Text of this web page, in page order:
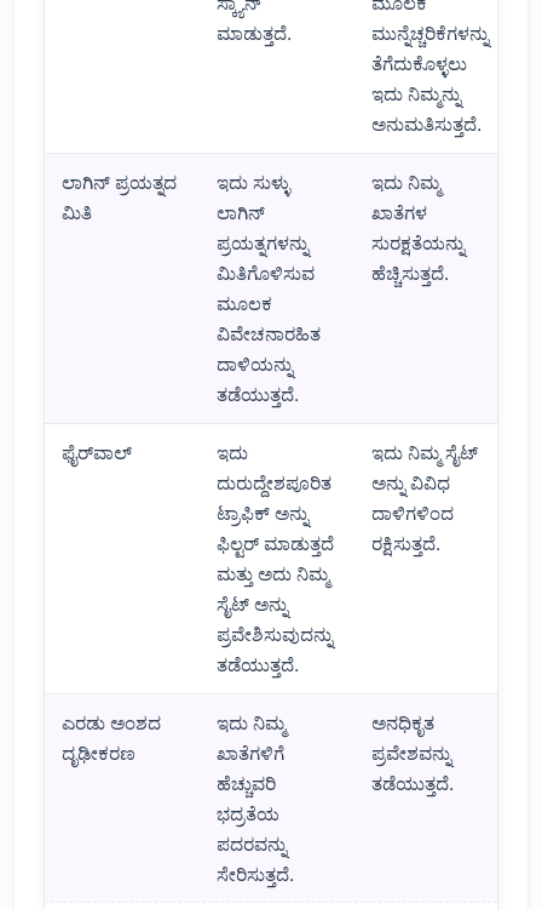
ಮಾಡುತ್ತದೆ.
ಮುನ್ನೆಚ್ಚರಿಕೆಗಳನ್ನು
ತೆಗೆದುಕೊಳ್ಳಲು
ಇದು ನಿಮ್ಮನ್ನು
ಅನುಮತಿಸುತ್ತದೆ.
ಲಾಗಿನ್ ಪ್ರಯತ್ನದ
ಮಿತಿ
ಇದು ಸುಳ್ಳು
ಲಾಗಿನ್
ಪ್ರಯತ್ನಗಳನ್ನು
ಮಿತಿಗೊಳಿಸುವ
ಮೂಲಕ
ವಿವೇಚನಾರಹಿತ
ದಾಳಿಯನ್ನು
ತಡೆಯುತ್ತದೆ.
ಇದು ನಿಮ್ಮ
ಖಾತೆಗಳ
ಸುರಕ್ಷತೆಯನ್ನು
ಹೆಚ್ಚಿಸುತ್ತದೆ.
ಫೈರ್‌ವಾಲ್
ಇದು
ದುರುದ್ದೇಶಪೂರಿತ
ಟ್ರಾಫಿಕ್ ಅನ್ನು
ಫಿಲ್ಟರ್ ಮಾಡುತ್ತದೆ
ಮತ್ತು ಅದು ನಿಮ್ಮ
ಸೈಟ್ ಅನ್ನು
ಪ್ರವೇಶಿಸುವುದನ್ನು
ತಡೆಯುತ್ತದೆ.
ಇದು ನಿಮ್ಮ ಸೈಟ್
ಅನ್ನು ವಿವಿಧ
ದಾಳಿಗಳಿಂದ
ರಕ್ಷಿಸುತ್ತದೆ.
ಎರಡು ಅಂಶದ
ದೃಢೀಕರಣ
ಇದು ನಿಮ್ಮ
ಖಾತೆಗಳಿಗೆ
ಹೆಚ್ಚುವರಿ
ಭದ್ರತೆಯ
ಪದರವನ್ನು
ಸೇರಿಸುತ್ತದೆ.
ಅನಧಿಕೃತ
ಪ್ರವೇಶವನ್ನು
ತಡೆಯುತ್ತದೆ.